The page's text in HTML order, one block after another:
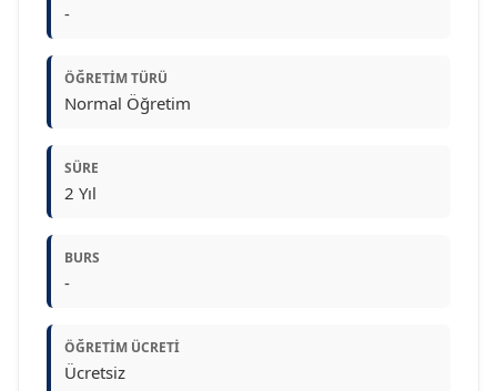
-
ÖĞRETIM TÜRÜ
Normal Öğretim
SÜRE
2 Yıl
BURS
-
ÖĞRETIM ÜCRETI
Ücretsiz